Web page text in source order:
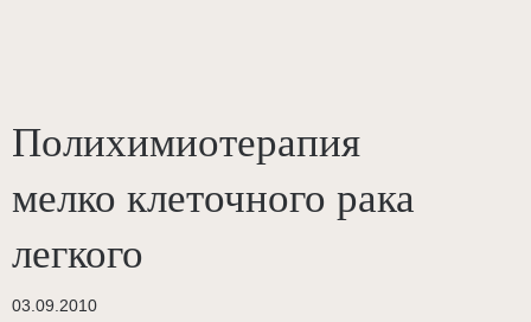
Полихимиотерапия
мелко клеточного рака
легкого
03.09.2010